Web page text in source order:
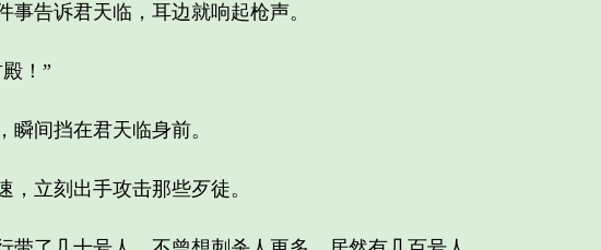
告诉君天临，耳边就响起枪声。
！”
间挡在君天临身前。
立刻出手攻击那些歹徒。